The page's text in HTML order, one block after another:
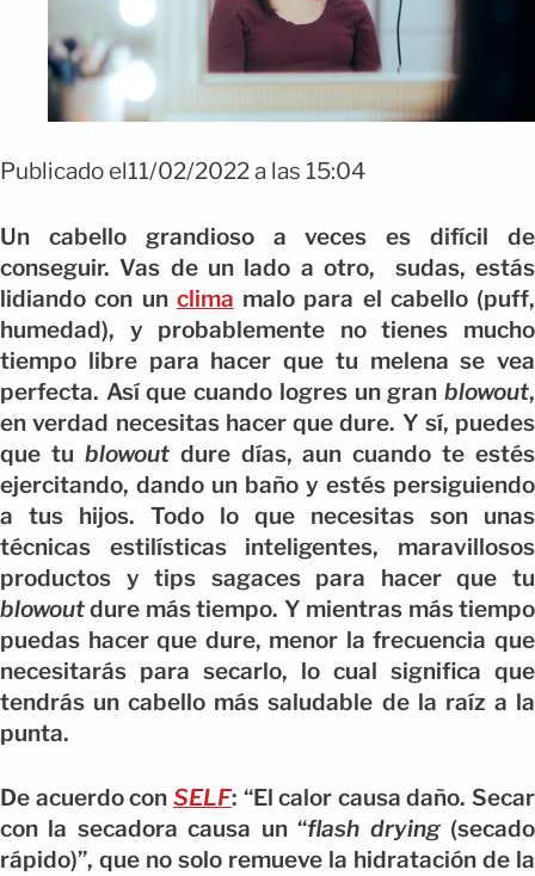
Publicado el11/02/2022 a las 15:04
Un cabello grandioso a veces es difícil de
conseguir. Vas de un lado a otro, sudas, estás
lidiando con un clima malo para el cabello (puff,
humedad), y probablemente no tienes mucho
tiempo libre para hacer que tu melena se vea
perfecta. Así que cuando logres un gran blowout,
en verdad necesitas hacer que dure. Y sí, puedes
que tu blowoutdure días, aun cuando te estés
ejercitando, dando un baño y estés persiguiendo
a tus hijos. Todo lo que necesitas son unas
técnicas estilísticas inteligentes, maravillosos
productos y tips sagaces para hacer que tu
blowoutdure más tiempo. Y mientras más tiempo
puedas hacer que dure, menor la frecuencia que
necesitarás para secarlo, lo cual significa que
tendrás un cabello más saludable de la raíz a la
punta.
De acuerdo con SELF: “El calor causa daño. Secar
con la secadora causa un “flash drying(secado
rápido)”, que no solo remueve la hidratación de la